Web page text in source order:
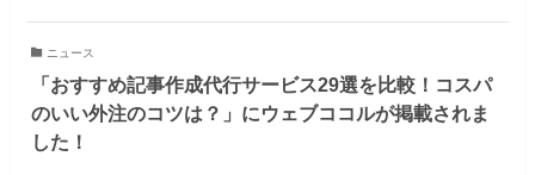
ニュース
「おすすめ記事作成代行サービス29選を比較！コスパ
のいい外注のコツは？」にウェブココルが掲載されま
した！